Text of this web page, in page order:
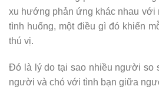
xu hướng phản ứng khác nhau với
tình huống, một điều gì đó khiến
thú vị.
Đó là lý do tại sao nhiều người so
người và chó với tình bạn giữa